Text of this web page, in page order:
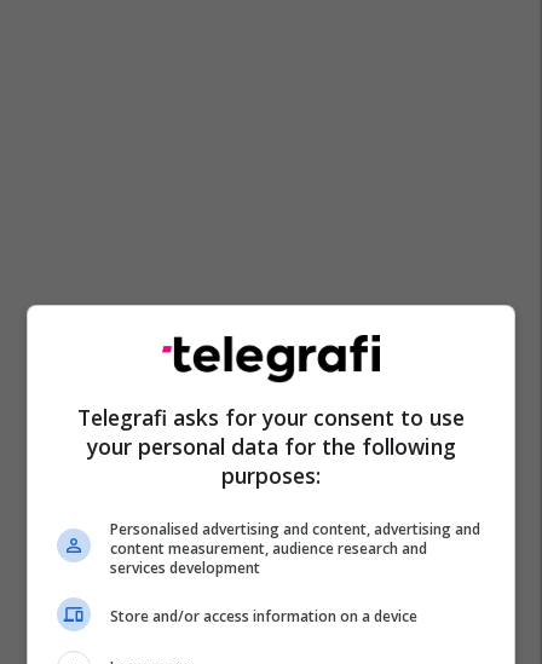
Telegrafi asks for your consent to use
your personal data for the following
purposes:
Personalised advertising and content, advertising and
content measurement, audience research and
services development
Store and/or access information on a device